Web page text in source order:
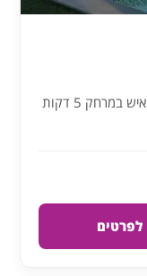
מתחם אירועים ייחודי בחוות סוסים ל-700 איש במרחק 5 דקות
לפרטים